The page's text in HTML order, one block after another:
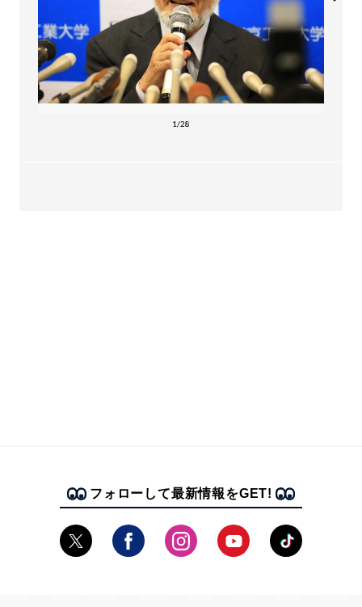
1/28
フォローして最新情報をGET!